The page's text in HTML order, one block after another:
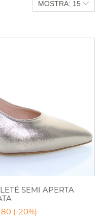
MOSTRA: 15
SEMI APERTA
(-20%)